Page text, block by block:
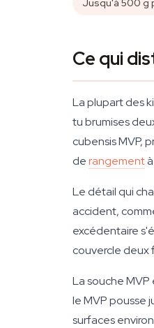
Jusqu'à 500 g
Ce qui
La plupart des
tu brumises
cubensis MVP,
derangement
Le détail qui
accident,
excédentaire
couvercle deux
La souche
le MVP pousse
surfaces